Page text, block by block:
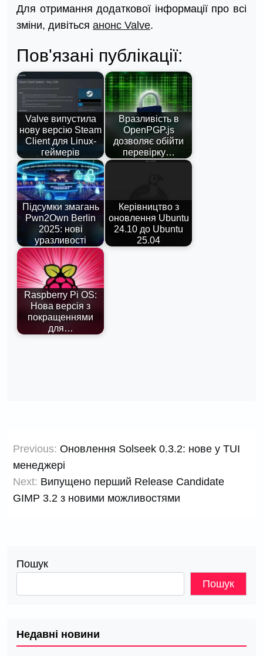
Для отримання додаткової інформації про всі
зміни, дивіться анонс Valve.
Пов'язані публікації:
Valve випустила
нову версію Steam
Client для Linux-
геймерів
Вразливість в
OpenPGP.js
дозволяє обійти
перевірку…
Підсумки змагань
Pwn2Own Berlin
2025: нові
уразливості
Керівництво з
оновлення Ubuntu
24.10 до Ubuntu
25.04
Raspberry Pi OS:
Нова версія з
покращеннями
для…
записів
Previous: Оновлення Solseek 0.3.2: нове у TUI
менеджері
Next: Випущено перший Release Candidate
GIMP 3.2 з новими можливостями
Пошук
Пошук
Недавні новини